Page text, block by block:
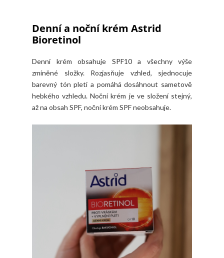
Denní a noční krém Astrid
Bioretinol
Denní krém obsahuje SPF10 a všechny výše
zmíněné složky. Rozjasňuje vzhled, sjednocuje
barevný tón pleti a pomáhá dosáhnout sametově
hebkého vzhledu. Noční krém je ve složení stejný,
až na obsah SPF, noční krém SPF neobsahuje.